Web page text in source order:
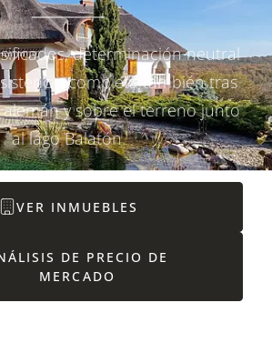
determinación neutral
completa también tras
y sobre el terreno junto
al lago Balatón.
VER INMUEBLES
DE PRECIO DE
MERCADO